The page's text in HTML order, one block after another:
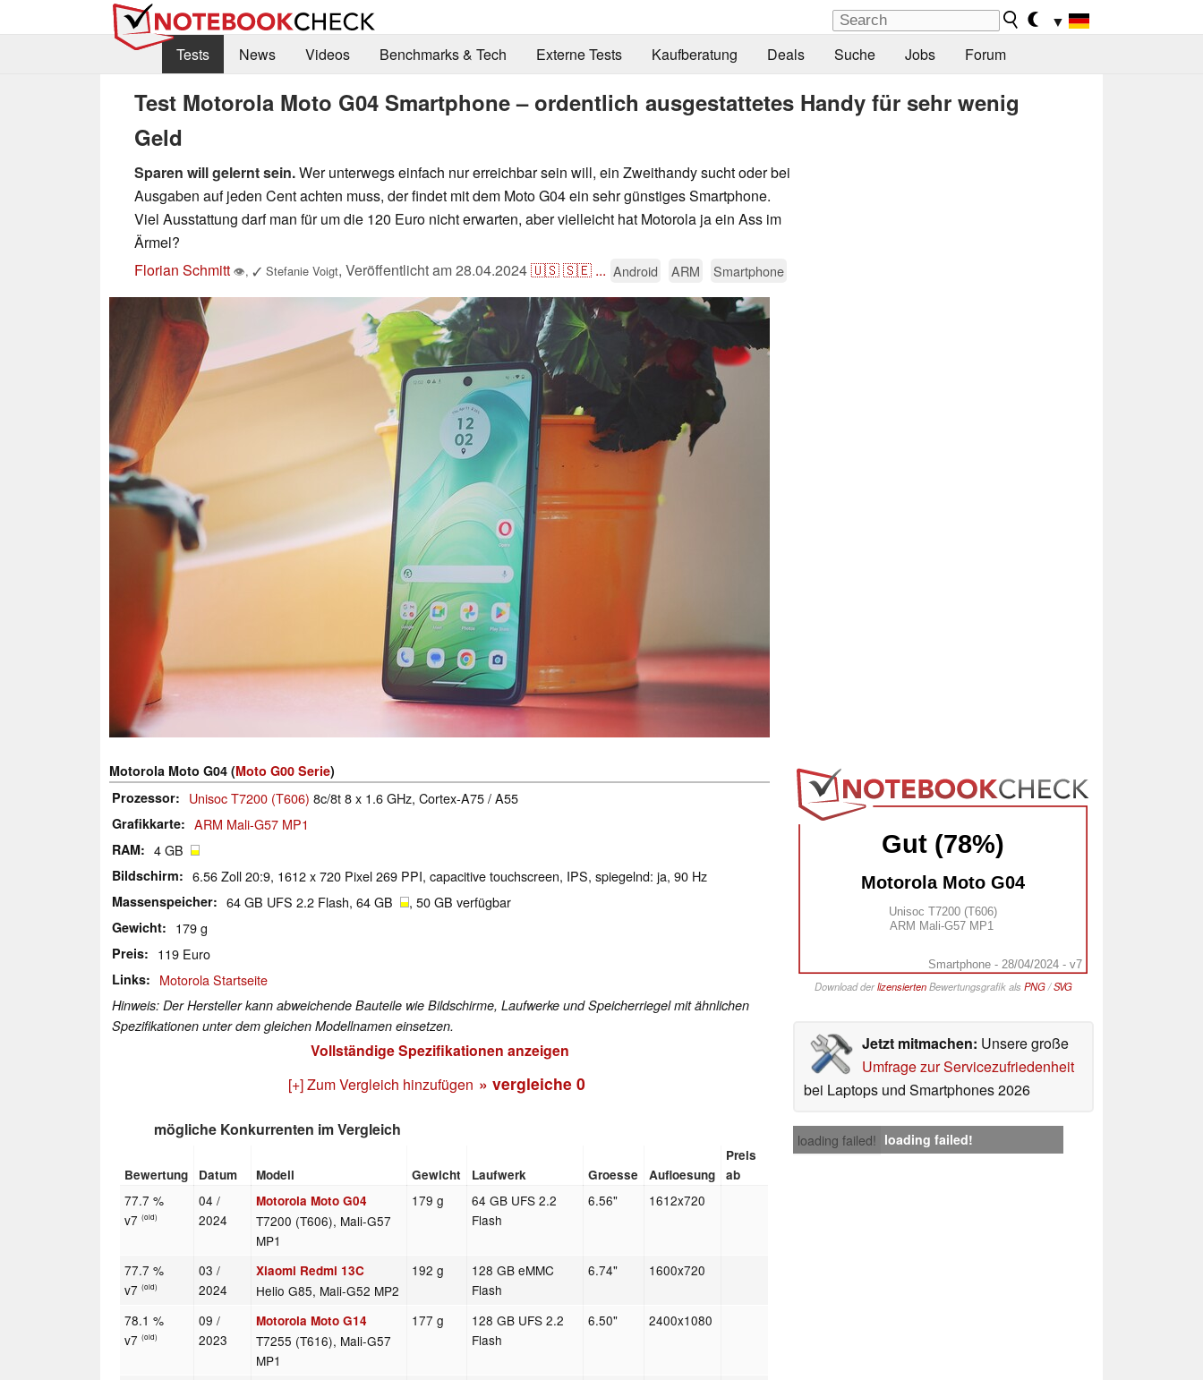
▼
Tests
News Videos Benchmarks & Tech Externe Tests Kaufberatung Deals Suche Jobs Forum
Test Motorola Moto G04 Smartphone – ordentlich ausgestattetes Handy für sehr wenig
Geld
Sparen will gelernt sein.Wer unterwegs einfach nur erreichbar sein will, ein Zweithandy sucht oder bei
Ausgaben auf jeden Cent achten muss, der findet mit dem Moto G04 ein sehr günstiges Smartphone.
Viel Ausstattung darf man für um die 120 Euro nicht erwarten, aber vielleicht hat Motorola ja ein Ass im
Ärmel?
Florian Schmitt 👁, ✓ Stefanie Voigt, Veröffentlicht am28.04.2024🇺🇸🇸🇪 ... Android ARM Smartphone
Gut (78%)
Motorola Moto G04
Unisoc T7200 (T606)
ARM Mali-G57 MP1
Smartphone - 28/04/2024 - v7
Download derlizensiertenBewertungsgrafik als PNG/SVG
Jetzt mitmachen: Unsere große
Umfrage zur Servicezufriedenheit
bei Laptops und Smartphones 2026
Motorola Moto G04 (Moto G00 Serie)
Prozessor
Unisoc T7200 (T606) 8c/8t 8 x 1.6 GHz, Cortex-A75 / A55
Grafikkarte ARM Mali-G57 MP1
RAM 4 GB
Bildschirm 6.56 Zoll 20:9, 1612 x 720 Pixel 269 PPI, capacitive touchscreen, IPS, spiegelnd: ja, 90 Hz
Massenspeicher 64 GB UFS 2.2 Flash, 64 GB , 50 GB verfügbar
Gewicht 179 g
Preis 119 Euro
Links Motorola Startseite
Hinweis: Der Hersteller kann abweichende Bauteile wie Bildschirme, Laufwerke und Speicherriegel mit ähnlichen
Spezifikationen unter dem gleichen Modellnamen einsetzen.
Vollständige Spezifikationen anzeigen
[+] Zum Vergleich hinzufügen » vergleiche 0
loading failed! loading failed!
mögliche Konkurrenten im Vergleich
Bewertung Datum Modell Gewicht Laufwerk Groesse Aufloesung
Preis
ab
77.7 %
v7(old)
04 /
2024
Motorola Moto G04
T7200 (T606), Mali-G57
MP1
179 g
64 GB UFS 2.2
Flash
6.56" 1612x720
77.7 %
v7(old)
03 /
2024
Xiaomi Redmi 13C
Helio G85, Mali-G52 MP2
192 g
128 GB eMMC
Flash
6.74" 1600x720
78.1 %
v7(old)
09 /
2023
Motorola Moto G14
T7255 (T616), Mali-G57
MP1
177 g
128 GB UFS 2.2
Flash
6.50" 2400x1080